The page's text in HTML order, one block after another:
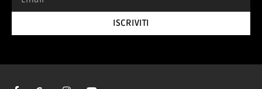
ISCRIVITI